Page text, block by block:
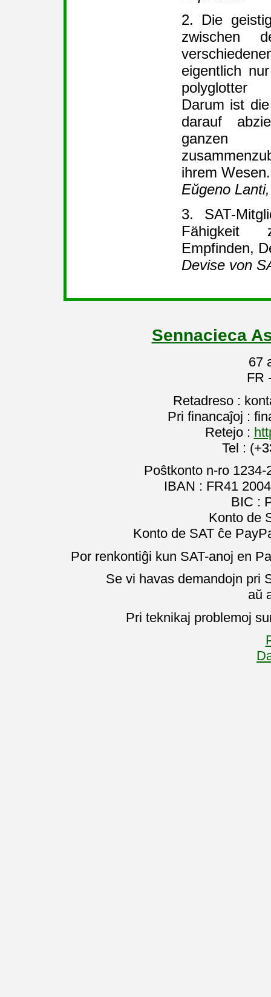
2. Die
zwischen
eigentlich
polyglotter
Darum ist
darauf
ganzen
ihrem Wesen.
Eŭgeno
3. SAT-
Fähigkeit
Empfinden,
Devise von
Sennacieca
67
FR
Retadreso :
Pri financaĵoj :
Retejo :
Tel :
Poŝtkonto n-ro
IBAN : FR41
BIC :
Konto de
Konto de SAT ĉe
Por renkontiĝi kun SAT-anoj en
Se vi havas demandojn pri
aŭ
Pri teknikaj problemoj